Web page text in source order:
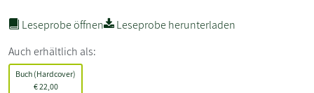
Leseprobe öffnen
Leseprobe herunterladen
Auch erhältlich als:
Buch (Hardcover)
€22,00